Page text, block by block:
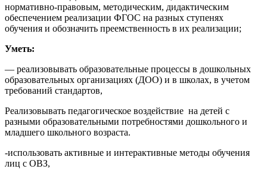
нормативно-правовым, методическим, дидактическим
обеспечением реализации ФГОС на разных ступенях
обучения и обозначить преемственность в их реализации;
Уметь:
— реализовывать образовательные процессы в дошкольных
образовательных организациях (ДОО) и в школах, в учетом
требований стандартов,
Реализовывать педагогическое воздействие на детей с
разными образовательными потребностями дошкольного и
младшего школьного возраста.
-использовать активные и интерактивные методы обучения
лиц с ОВЗ,